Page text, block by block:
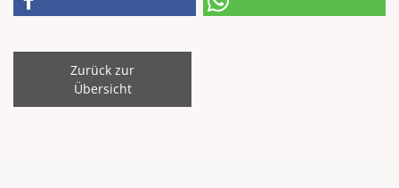
Zurück zur
Übersicht